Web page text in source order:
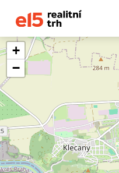
+
−